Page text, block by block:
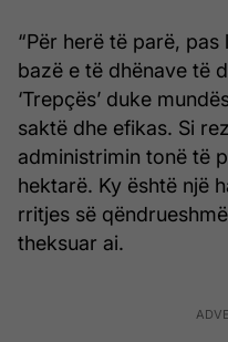
“Për herë të parë,
bazë e të dhënave të
‘Trepçës’ duke
saktë dhe efikas. Si
administrimin tonë të
hektarë. Ky është një
rritjes së
theksuar ai.